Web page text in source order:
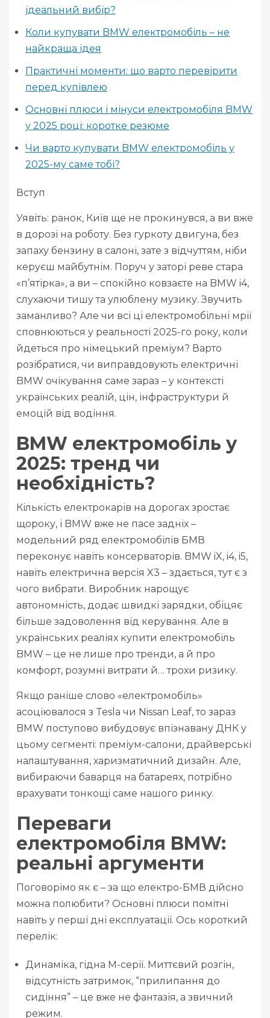
ідеальний вибір?
Коли купувати BMW електромобіль – не
найкраща ідея
Практичні моменти: що варто перевірити
перед купівлею
Основні плюси і мінуси електромобіля BMW
у 2025 році: коротке резюме
Чи варто купувати BMW електромобіль у
2025-му саме тобі?
Вступ
Уявіть: ранок, Київ ще не прокинувся, а ви вже
в дорозі на роботу. Без гуркоту двигуна, без
запаху бензину в салоні, зате з відчуттям, ніби
керуєш майбутнім. Поруч у заторі реве стара
«п’ятірка», а ви – спокійно ковзаєте на BMW i4,
слухаючи тишу та улюблену музику. Звучить
заманливо? Але чи всі ці електромобільні мрії
сповнюються у реальності 2025-го року, коли
йдеться про німецький преміум? Варто
розібратися, чи виправдовують електричні
BMW очікування саме зараз – у контексті
українських реалій, цін, інфраструктури й
емоцій від водіння.
BMW електромобіль у
2025: тренд чи
необхідність?
Кількість електрокарів на дорогах зростає
щороку, і BMW вже не пасе задніх –
модельний ряд електромобілів БМВ
переконує навіть консерваторів. BMW iX, i4, i5,
навіть електрична версія X3 – здається, тут є з
чого вибрати. Виробник нарощує
автономність, додає швидкі зарядки, обіцяє
більше задоволення від керування. Але в
українських реаліях купити електромобіль
BMW – це не лише про тренди, а й про
комфорт, розумні витрати й… трохи ризику.
Якщо раніше слово «електромобіль»
асоціювалося з Tesla чи Nissan Leaf, то зараз
BMW поступово вибудовує впізнавану ДНК у
цьому сегменті: преміум-салони, драйверські
налаштування, харизматичний дизайн. Але,
вибираючи баварця на батареях, потрібно
врахувати тонкощі саме нашого ринку.
Переваги
електромобіля BMW:
реальні аргументи
Поговорімо як є – за що електро-БМВ дійсно
можна полюбити? Основні плюси помітні
навіть у перші дні експлуатації. Ось короткий
перелік:
Динаміка, гідна M-серії. Миттєвий розгін,
відсутність затримок, “прилипання до
сидіння” – це вже не фантазія, а звичний
режим.